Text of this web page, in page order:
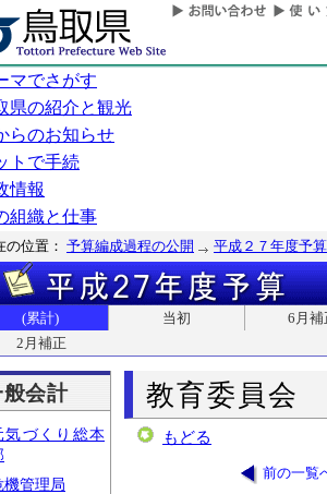
マでさがす
県の紹介と観光
らのお知らせ
トで手続
情報
組織と仕事
の位置： 予算編成過程の公開 平成２７年度予算
(累計) 当初
6月補
2月補正
会計
気づくり総本
機管理局
教育委員会
もどる
前の一覧